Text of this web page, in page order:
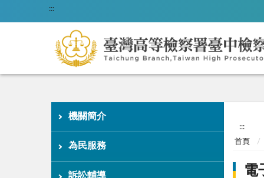
:::
機關簡介
為民服務
訴訟輔導
:::
首頁
電